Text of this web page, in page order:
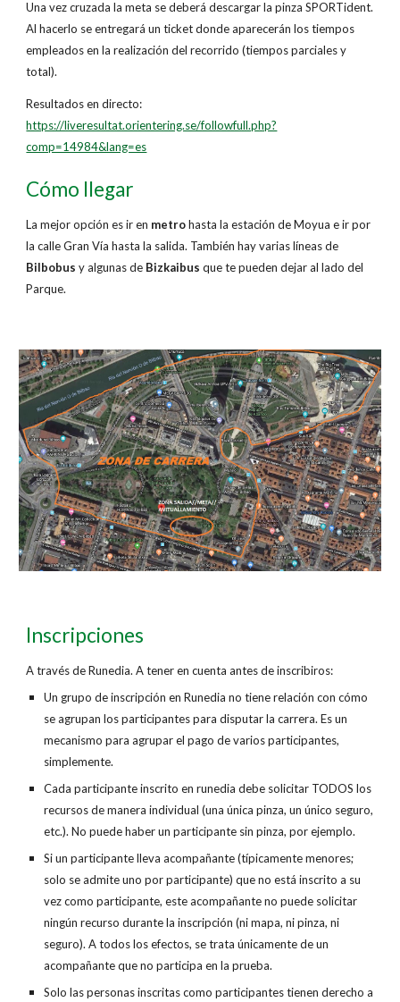
Una vez cruzada la meta se deberá descargar la pinza SPORTident.
Al hacerlo se entregará un ticket donde aparecerán los tiempos
empleados en la realización del recorrido (tiempos parciales y
total).
Resultados en directo:
https://liveresultat.orientering.se/followfull.php?
comp=14984&lang=es
Cómo llegar
La mejor opción es ir en metrohasta la estación de Moyua e ir por
la calle Gran Vía hasta la salida. También hay varias líneas de
Bilbobusy algunas de Bizkaibusque te pueden dejar al lado del
Parque.
Inscripciones
A través de Runedia. A tener en cuenta antes de inscribiros:
Un grupo de inscripción en Runedia no tiene relación con cómo
se agrupan los participantes para disputar la carrera. Es un
mecanismo para agrupar el pago de varios participantes,
simplemente.
Cada participante inscrito en runedia debe solicitar TODOS los
recursos de manera individual (una única pinza, un único seguro,
etc.). No puede haber un participante sin pinza, por ejemplo.
Si un participante lleva acompañante (típicamente menores;
solo se admite uno por participante) que no está inscrito a su
vez como participante, este acompañante no puede solicitar
ningún recurso durante la inscripción (ni mapa, ni pinza, ni
seguro). A todos los efectos, se trata únicamente de un
acompañante que no participa en la prueba.
Solo las personas inscritas como participantes tienen derecho a